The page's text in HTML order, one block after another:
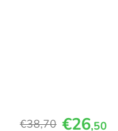
€38,70 €26,50